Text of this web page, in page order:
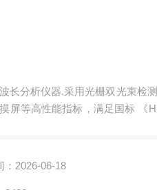
长分析仪器.采用光栅双光束检
屏等高性能指标，满足国标 《
：2026-06-18